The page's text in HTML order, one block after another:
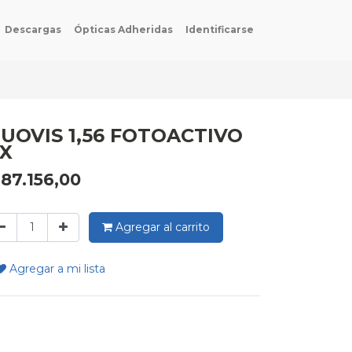
Descargas Ópticas Adheridas Identificarse
1,56 FOTOACTIVO
87.156,00
Agregar al carrito
Agregar a mi lista